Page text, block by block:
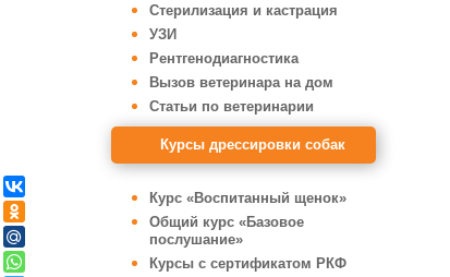
Стерилизация и кастрация
УЗИ
Рентгенодиагностика
Вызов ветеринара на дом
Статьи по ветеринарии
Курсы дрессировки собак
Курс «Воспитанный щенок»
Общий курс «Базовое
послушание»
Курсы с сертификатом РКФ